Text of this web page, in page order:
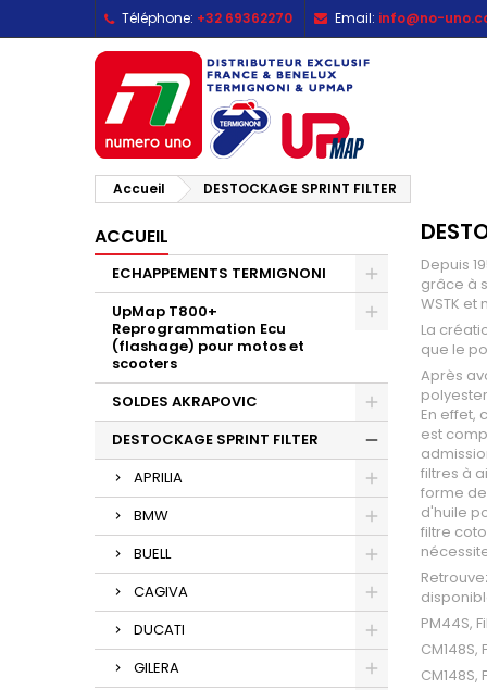
Téléphone: +32 69362270 Email: info@no-
Accueil DESTOCKAGE SPRINT FILTER
ACCUEIL
ECHAPPEMENTS TERMIGNONI
UpMap T800+
Reprogrammation Ecu
(flashage) pour motos et
scooters
SOLDES AKRAPOVIC
DESTOCKAGE SPRINT FILTER
APRILIA
BMW
BUELL
CAGIVA
DUCATI
GILERA
Depuis
grâce à
WSTK et
La
que le
Après
En effet,
est
filtres à
forme
d'huile
filtre
PM44S,